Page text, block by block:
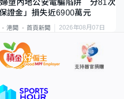
墮內地公安電騙陷阱 分81次
證金」損失近6900萬元
港聞 首頁新聞 2026年08月07日